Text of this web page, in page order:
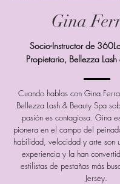
Gina
Socio-Instructor de
Propietario, Bellezza
Cuando hablas con Gina
Bellezza Lash & Beauty Spa
pasión es contagiosa. Gina
pionera en el campo del
habilidad, velocidad y arte son
experiencia y la han
estilistas de pestañas más
Jersey.